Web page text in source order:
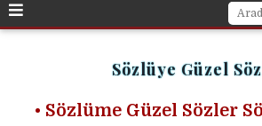
Sözlüye Güzel
• Sözlüme Güzel Sözler